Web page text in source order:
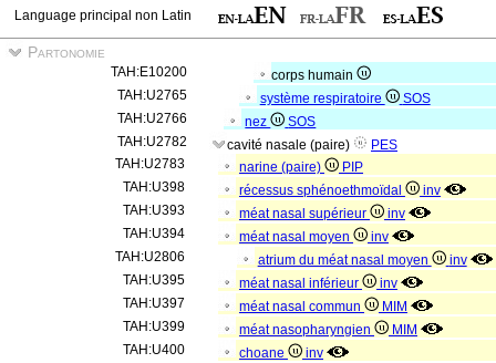
Language principal non Latin
Partonomie
TAH:E10200
corps humain
TAH:U2765
système respiratoire
SOS
TAH:U2766
nez
SOS
TAH:U2782
cavité nasale (paire)
PES
TAH:U2783
narine (paire)
PIP
TAH:U398
récessus sphénoethmoïdal
inv
TAH:U393
méat nasal supérieur
inv
TAH:U394
méat nasal moyen
inv
TAH:U2806
atrium du méat nasal moyen
inv
TAH:U395
méat nasal inférieur
inv
TAH:U397
méat nasal commun
MIM
TAH:U399
méat nasopharyngien
MIM
TAH:U400
choane
inv